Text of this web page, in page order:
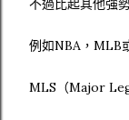
不過比起其他強
例如NBA，MLB
MLS（Major